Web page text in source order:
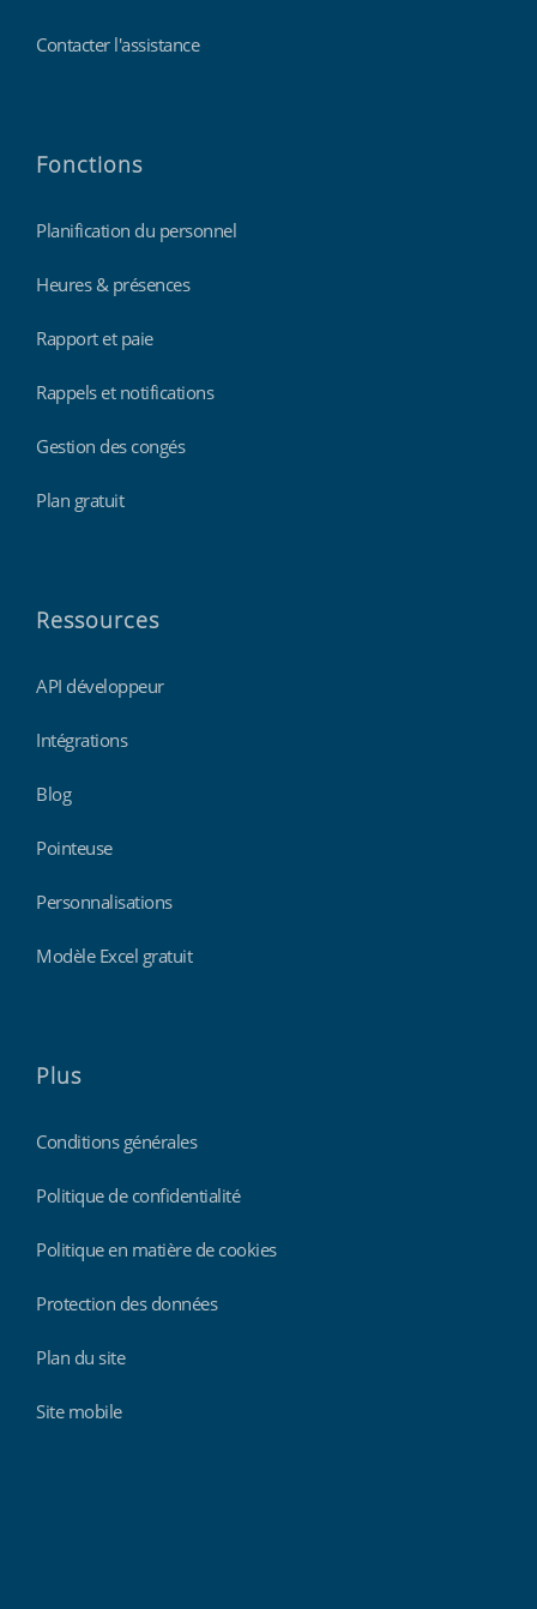
Contacter l'assistance
Fonctions
Planification du personnel
Heures & présences
Rapport et paie
Rappels et notifications
Gestion des congés
Plan gratuit
Ressources
API développeur
Intégrations
Blog
Pointeuse
Personnalisations
Modèle Excel gratuit
Plus
Conditions générales
Politique de confidentialité
Politique en matière de cookies
Protection des données
Plan du site
Site mobile